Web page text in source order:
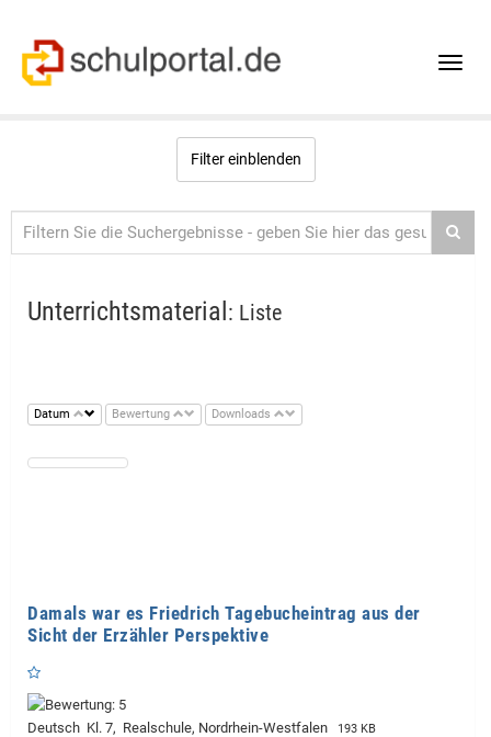
Toggle
Filter einblenden
Unterrichtsmaterial : Liste
Datum Bewertung Downloads
Damals war es Friedrich Tagebucheintrag aus der
Sicht der Erzähler Perspektive
Deutsch Kl. 7, Realschule, Nordrhein-Westfalen 193 KB